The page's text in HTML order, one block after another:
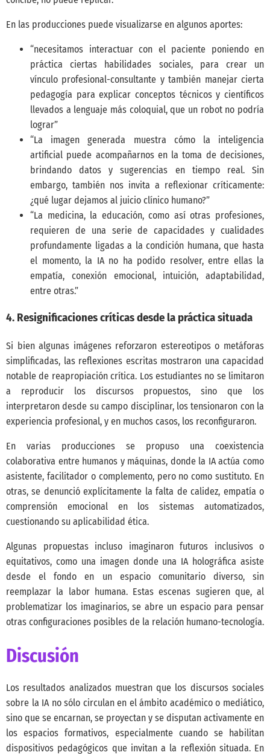
En las producciones puede visualizarse en algunos aportes:
“necesitamos interactuar con el paciente poniendo en
práctica ciertas habilidades sociales, para crear un
vínculo profesional-consultante y también manejar cierta
pedagogía para explicar conceptos técnicos y científicos
llevados a lenguaje más coloquial, que un robot no podría
lograr”
“La imagen generada muestra cómo la inteligencia
artificial puede acompañarnos en la toma de decisiones,
brindando datos y sugerencias en tiempo real. Sin
embargo, también nos invita a reflexionar críticamente:
¿qué lugar dejamos al juicio clínico humano?”
“La medicina, la educación, como así otras profesiones,
requieren de una serie de capacidades y cualidades
profundamente ligadas a la condición humana, que hasta
el momento, la IA no ha podido resolver, entre ellas la
empatía, conexión emocional, intuición, adaptabilidad,
entre otras.”
4. Resignificaciones críticas desde la práctica situada
Si bien algunas imágenes reforzaron estereotipos o metáforas
simplificadas, las reflexiones escritas mostraron una capacidad
notable de reapropiación crítica. Los estudiantes no se limitaron
a reproducir los discursos propuestos, sino que los
interpretaron desde su campo disciplinar, los tensionaron con la
experiencia profesional, y en muchos casos, los reconfiguraron.
En varias producciones se propuso una coexistencia
colaborativa entre humanos y máquinas, donde la IA actúa como
asistente, facilitador o complemento, pero no como sustituto. En
otras, se denunció explícitamente la falta de calidez, empatía o
comprensión emocional en los sistemas automatizados,
cuestionando su aplicabilidad ética.
Algunas propuestas incluso imaginaron futuros inclusivos o
equitativos, como una imagen donde una IA holográfica asiste
desde el fondo en un espacio comunitario diverso, sin
reemplazar la labor humana. Estas escenas sugieren que, al
problematizar los imaginarios, se abre un espacio para pensar
otras configuraciones posibles de la relación humano-tecnología.
Discusión
Los resultados analizados muestran que los discursos sociales
sobre la IA no sólo circulan en el ámbito académico o mediático,
sino que se encarnan, se proyectan y se disputan activamente en
los espacios formativos, especialmente cuando se habilitan
dispositivos pedagógicos que invitan a la reflexión situada. En